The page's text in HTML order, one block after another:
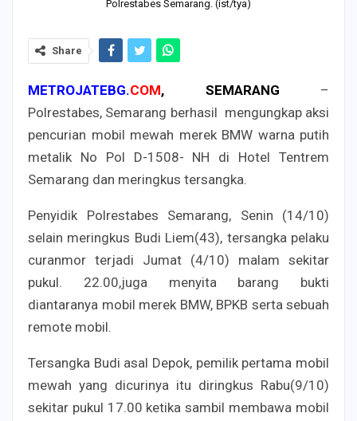
Polrestabes Semarang. (ist/tya)
Share
METROJATEBG.COM, SEMARANG –
Polrestabes, Semarang berhasil mengungkap aksi
pencurian mobil mewah merek BMW warna putih
metalik No Pol D-1508- NH di Hotel Tentrem
Semarang dan meringkus tersangka.
Penyidik Polrestabes Semarang, Senin (14/10)
selain meringkus Budi Liem(43), tersangka pelaku
curanmor terjadi Jumat (4/10) malam sekitar
pukul. 22.00,juga menyita barang bukti
diantaranya mobil merek BMW, BPKB serta sebuah
remote mobil.
Tersangka Budi asal Depok, pemilik pertama mobil
mewah yang dicurinya itu diringkus Rabu(9/10)
sekitar pukul 17.00 ketika sambil membawa mobil